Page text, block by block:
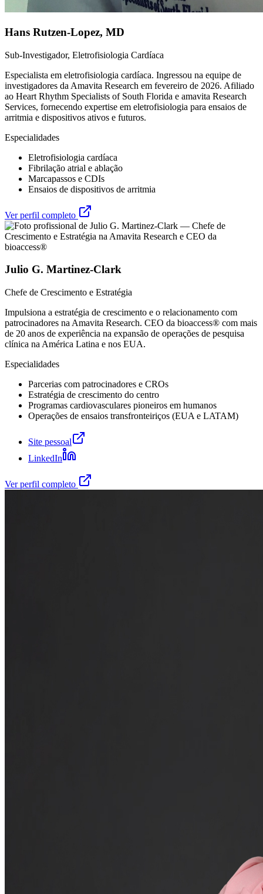
Hans Rutzen-Lopez, MD
Sub-Investigador, Eletrofisiologia Cardíaca
Especialista em eletrofisiologia cardíaca. Ingressou na equipe de
investigadores da Amavita Research em fevereiro de 2026. Afiliado
ao Heart Rhythm Specialists of South Florida e amavita Research
Services, fornecendo expertise em eletrofisiologia para ensaios de
arritmia e dispositivos ativos e futuros.
Especialidades
Eletrofisiologia cardíaca
Fibrilação atrial e ablação
Marcapassos e CDIs
Ensaios de dispositivos de arritmia
Ver perfil completo
Julio G. Martinez-Clark
Chefe de Crescimento e Estratégia
Impulsiona a estratégia de crescimento e o relacionamento com
patrocinadores na Amavita Research. CEO da bioaccess® com mais
de 20 anos de experiência na expansão de operações de pesquisa
clínica na América Latina e nos EUA.
Especialidades
Parcerias com patrocinadores e CROs
Estratégia de crescimento do centro
Programas cardiovasculares pioneiros em humanos
Operações de ensaios transfronteiriços (EUA e LATAM)
Site pessoal
LinkedIn
Ver perfil completo